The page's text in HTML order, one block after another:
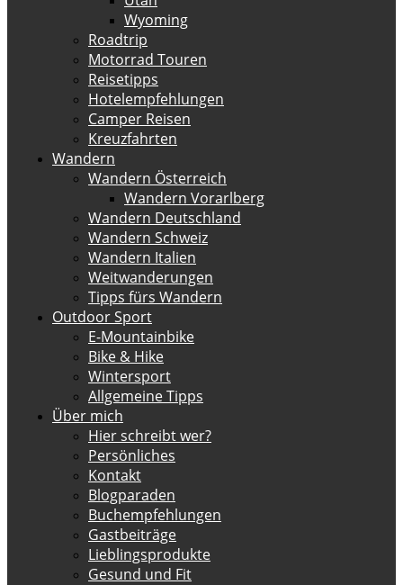
Wyoming
Roadtrip
Motorrad Touren
Reisetipps
Hotelempfehlungen
Camper Reisen
Kreuzfahrten
Wandern
Wandern Österreich
Wandern Vorarlberg
Wandern Deutschland
Wandern Schweiz
Wandern Italien
Weitwanderungen
Tipps fürs Wandern
Outdoor Sport
E-Mountainbike
Bike & Hike
Wintersport
Allgemeine Tipps
Über mich
Hier schreibt wer?
Persönliches
Kontakt
Blogparaden
Buchempfehlungen
Gastbeiträge
Lieblingsprodukte
Gesund und Fit